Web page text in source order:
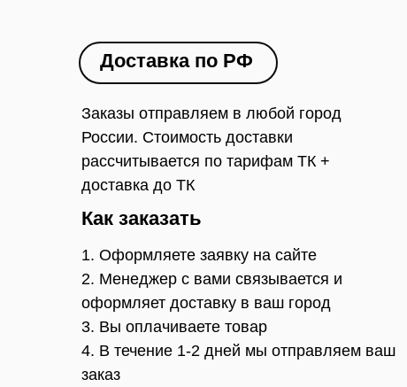
Как заказать
Доставка по РФ
Заказы отправляем в любой город
России. Стоимость доставки
рассчитывается по тарифам ТК +
доставка до ТК
1. Оформляете заявку на сайте
2. Менеджер с вами связывается и
оформляет доставку в ваш город
3. Вы оплачиваете товар
4. В течение 1-2 дней мы отправляем ваш
заказ